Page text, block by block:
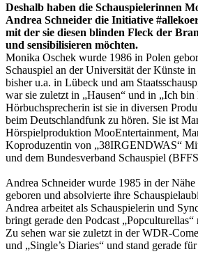
Deshalb haben die Schauspielerinnen
Andrea Schneider die Initiative
mit der sie diesen blinden Fleck der
und sensibilisieren möchten.
Monika Oschek wurde 1986 in Polen
Schauspiel an der Universität der Künste
bisher u.a. in Lübeck und am
war sie zuletzt in „Hausen“ und in „Ich
Hörbuchsprecherin ist sie in diversen
beim Deutschlandfunk zu hören. Sie ist
Hörspielproduktion MooEntertainment,
Koproduzentin von „38IRGENDWAS“
und dem Bundesverband Schauspiel
Andrea Schneider wurde 1985 in der
geboren und absolvierte ihre
Andrea arbeitet als Schauspielerin und
bringt gerade den Podcast
Zu sehen war sie zuletzt in der WDR-
und „Single’s Diaries“ und stand gerade